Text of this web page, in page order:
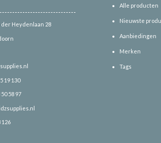
Heydenlaan 28
19 130
58 97
126
Alle producten
Nieuwste
Aanbiedingen
Merken
Tags